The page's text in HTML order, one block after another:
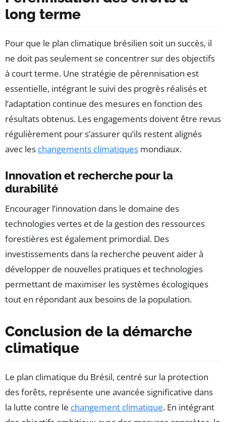
long terme
Pour que le plan climatique brésilien soit un succès, il
ne doit pas seulement se concentrer sur des objectifs
à court terme. Une stratégie de pérennisation est
essentielle, intégrant le suivi des progrès réalisés et
l’adaptation continue des mesures en fonction des
résultats obtenus. Les engagements doivent être revus
régulièrement pour s’assurer qu’ils restent alignés
avec les changements climatiques mondiaux.
Innovation et recherche pour la
durabilité
Encourager l’innovation dans le domaine des
technologies vertes et de la gestion des ressources
forestières est également primordial. Des
investissements dans la recherche peuvent aider à
développer de nouvelles pratiques et technologies
permettant de maximiser les systèmes écologiques
tout en répondant aux besoins de la population.
Conclusion de la démarche
climatique
Le plan climatique du Brésil, centré sur la protection
des forêts, représente une avancée significative dans
la lutte contre le changement climatique. En intégrant